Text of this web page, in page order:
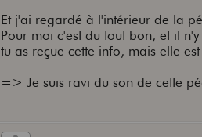
Et j'ai regardé à l'intérieur de la
Pour moi c'est du tout bon, et il
tu as reçue cette info, mais elle
=> Je suis ravi du son de cette